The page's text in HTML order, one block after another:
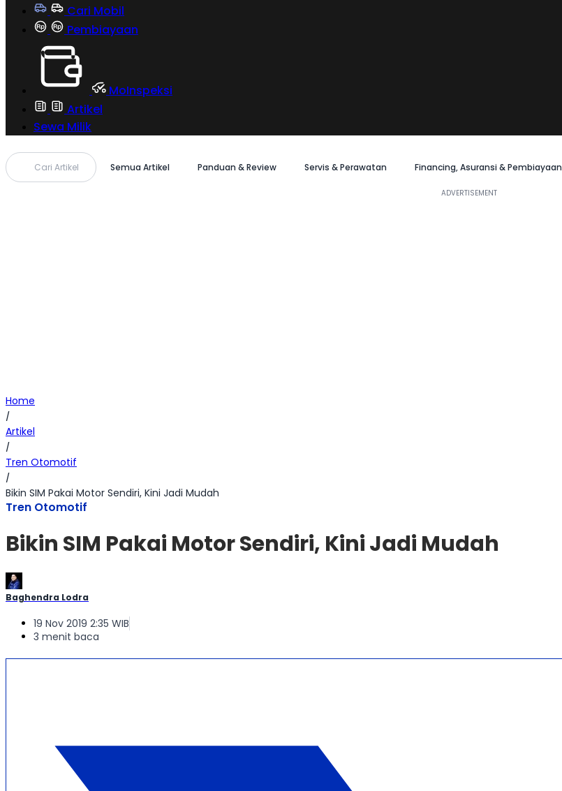
Cari Mobil
Pembiayaan
MoInspeksi
Artikel
Sewa Milik
Cari Artikel Semua Artikel Panduan & Review Servis & Perawatan Financing, Asuransi & Pembiayaan
Home
/
Artikel
/
Tren Otomotif
/
Bikin SIM Pakai Motor Sendiri, Kini Jadi Mudah
Tren Otomotif
Bikin SIM Pakai Motor Sendiri, Kini Jadi Mudah
Baghendra Lodra
19 Nov 2019 2:35 WIB
3 menit baca